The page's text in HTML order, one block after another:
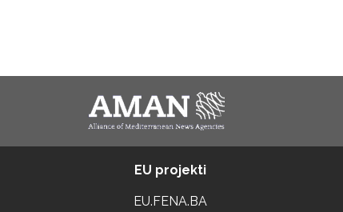
EU projekti
EU.FENA.BA